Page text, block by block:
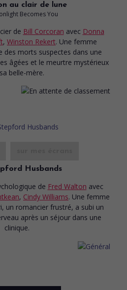
au clair de lune
Becomes You
de Bill Corcoran avec Donna
, Winston Rekert. Une femme
des morts suspectes dans une
âgées et le meurtre mystérieux
belle-mère.
Husbands
de Fred Walton avec
, Cindy Williams. Une femme
un romancier frustré, a subi un
après un séjour dans une
clinique.